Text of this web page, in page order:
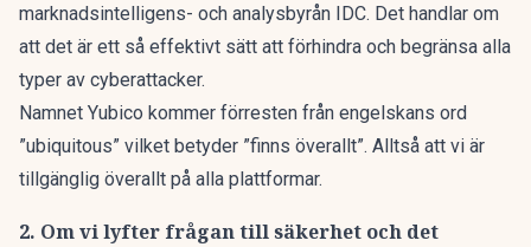
marknadsintelligens- och analysbyrån IDC. Det handlar om
att det är ett så effektivt sätt att förhindra och begränsa alla
typer av cyberattacker.
Namnet Yubico kommer förresten från engelskans ord
”ubiquitous” vilket betyder ”finns överallt”. Alltså att vi är
tillgänglig överallt på alla plattformar.
2. Om vi lyfter frågan till säkerhet och det